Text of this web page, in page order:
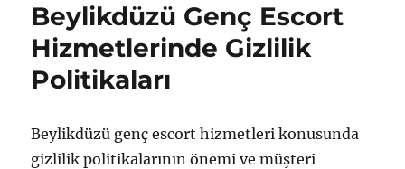
Beylikdüzü Genç Escort
Hizmetlerinde Gizlilik
Politikaları
Beylikdüzü genç escort hizmetleri konusunda
gizlilik politikalarının önemi ve müşteri